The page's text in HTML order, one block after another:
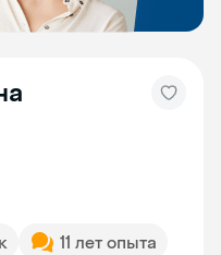
11 лет опыта